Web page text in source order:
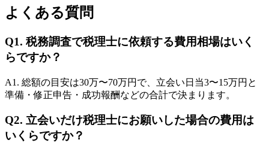
よくある質問
Q1. 税務調査で税理士に依頼する費用相場はいく
らですか？
A1. 総額の目安は30万〜70万円で、立会い日当3〜15万円と
準備・修正申告・成功報酬などの合計で決まります。
Q2. 立会いだけ税理士にお願いした場合の費用は
いくらですか？